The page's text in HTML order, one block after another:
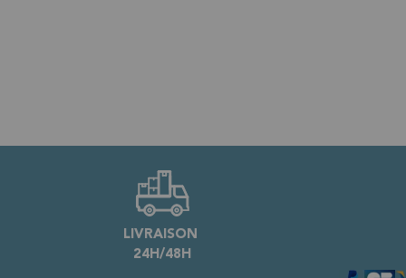
LIVRAISON
24H/48H